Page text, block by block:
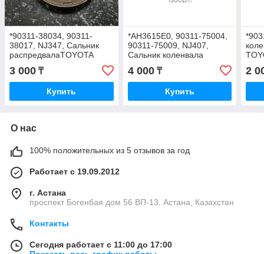
*90311-38034, 90311-
38017, NJ347, Сальник
распредвалаTOYOTA
ALPHARD AVALON
CAMRY1MZ-FE, RX330
2MZ-FE, PAYEN, 38-50-8
3 000 ₸
Купить
*AH3615E0, 90311-75004,
90311-75009, NJ407,
Сальник коленвала
задний коренной TOYOTA
COROLLA, CRESTA,
MARK II, 75x100x8.5, NOK
4 000₸
Купить
2
О нас
100% положительных из 5 отзывов за год
Работает с 19.09.2012
г. Астана
проспект Богенбая дом 56 ВП-13, Астана, Казахстан
Контакты
Сегодня работает с 11:00 до 17:00